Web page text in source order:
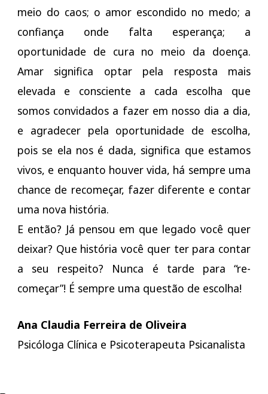
meio do caos; o amor escondido no medo; a
confiança onde falta esperança; a
oportunidade de cura no meio da doença.
Amar significa optar pela resposta mais
elevada e consciente a cada escolha que
somos convidados a fazer em nosso dia a dia,
e agradecer pela oportunidade de escolha,
pois se ela nos é dada, significa que estamos
vivos, e enquanto houver vida, há sempre uma
chance de recomeçar, fazer diferente e contar
uma nova história.
E então? Já pensou em que legado você quer
deixar? Que história você quer ter para contar
a seu respeito? Nunca é tarde para “re-
começar”! É sempre uma questão de escolha!
Ana Claudia Ferreira de Oliveira
Psicóloga Clínica e Psicoterapeuta Psicanalista